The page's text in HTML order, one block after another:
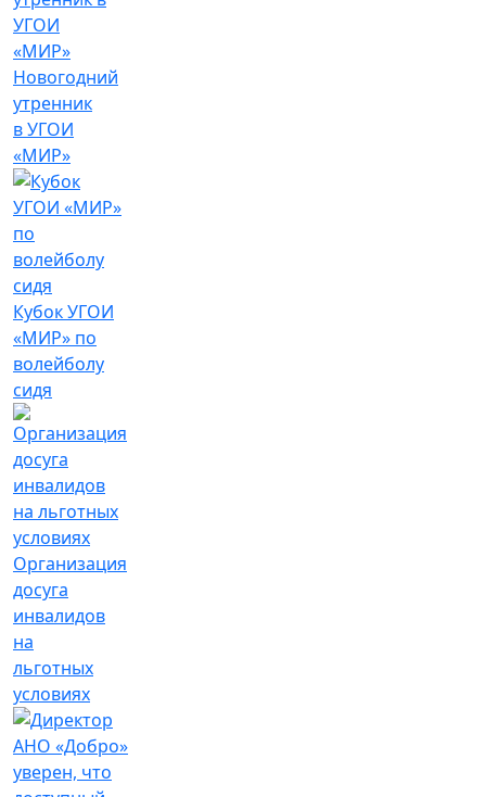
Новогодний
утренник
в УГОИ
«МИР»
Кубок УГОИ
«МИР» по
волейболу
сидя
Организация
досуга
инвалидов
на
льготных
условиях